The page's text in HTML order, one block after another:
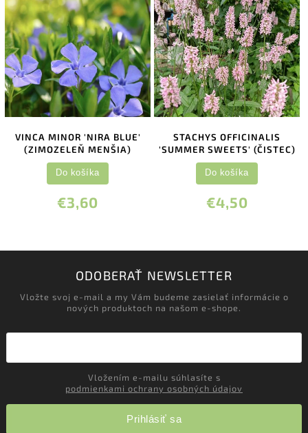
VINCA MINOR 'NIRA BLUE'
(ZIMOZELEŇ MENŠIA)
€3,60
Do košíka
STACHYS OFFICINALIS
'SUMMER SWEETS' (ČISTEC)
€4,50
Do košíka
ODOBERAŤ NEWSLETTER
Vložte svoj e-mail a my Vám budeme zasielať informácie o
nových produktoch na našom e-shope.
podmienkami ochrany osobných údajov
Prihlásiť sa